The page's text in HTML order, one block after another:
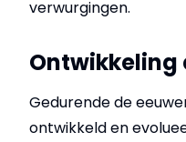
verwurgingen.
Ontwikkeling
Gedurende de
ontwikkeld en